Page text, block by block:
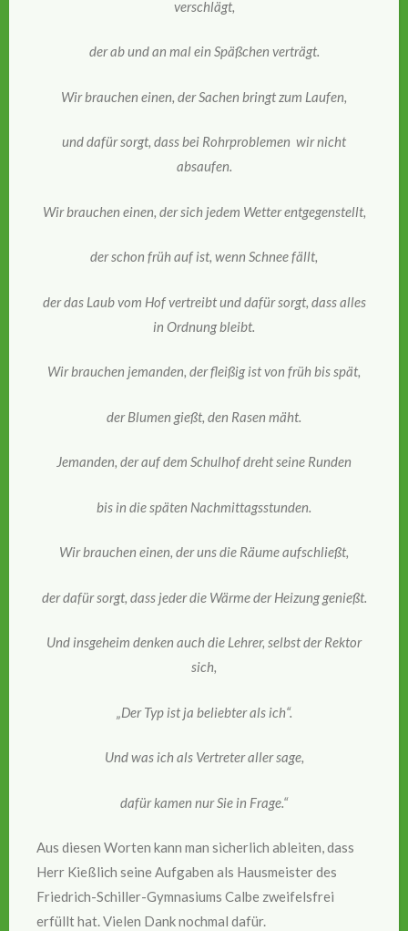
verschlägt,
der ab und an mal ein Späßchen verträgt.
Wir brauchen einen, der Sachen bringt zum Laufen,
und dafür sorgt, dass bei Rohrproblemen wir nicht
absaufen.
Wir brauchen einen, der sich jedem Wetter entgegenstellt,
der schon früh auf ist, wenn Schnee fällt,
der das Laub vom Hof vertreibt und dafür sorgt, dass alles
in Ordnung bleibt.
Wir brauchen jemanden, der fleißig ist von früh bis spät,
der Blumen gießt, den Rasen mäht.
Jemanden, der auf dem Schulhof dreht seine Runden
bis in die späten Nachmittagsstunden.
Wir brauchen einen, der uns die Räume aufschließt,
der dafür sorgt, dass jeder die Wärme der Heizung genießt.
Und insgeheim denken auch die Lehrer, selbst der Rektor
sich,
„Der Typ ist ja beliebter als ich“.
Und was ich als Vertreter aller sage,
dafür kamen nur Sie in Frage.“
Aus diesen Worten kann man sicherlich ableiten, dass
Herr Kießlich seine Aufgaben als Hausmeister des
Friedrich-Schiller-Gymnasiums Calbe zweifelsfrei
erfüllt hat. Vielen Dank nochmal dafür.